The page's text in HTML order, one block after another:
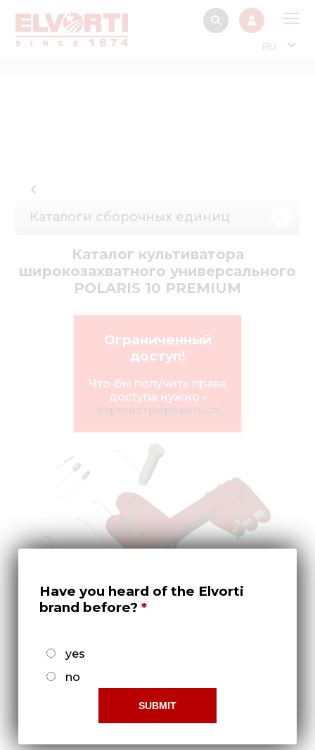
RU
Каталоги сборочных единиц
Каталог культиватора
широкозахватного универсального
POLARIS 10 PREMIUM
Ограниченный
доступ!
Что-бы получить права
доступа нужно -
Зарегистрироваться!
Планка-сцеп БДК 00.2460
Have you heard of the Elvorti
brand before?
yes
no